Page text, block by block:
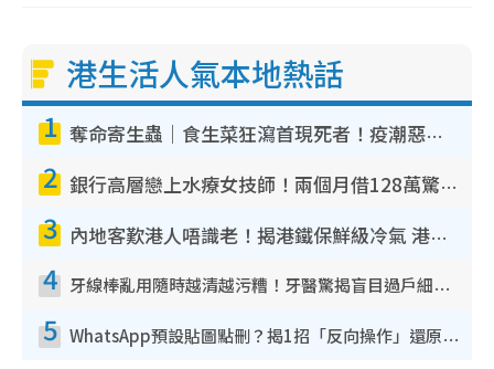
港生活人氣本地熱話
1 奪命寄生蟲｜食生菜狂瀉首現死者！疫潮惡化錄1.8萬宗病例 揭洗菜3大謬誤
2 銀行高層戀上水療女技師！兩個月借128萬驚覺「沉船」沉落火海 揭背後疑似邪教操控賣淫
3 內地客歎港人唔識老！揭港鐵保鮮級冷氣 港人求放過：咪投訴
4 牙線棒亂用隨時越清越污糟！牙醫驚揭盲目過戶細菌恐致蛀牙：呢種先係日常真保養
5 WhatsApp預設貼圖點刪？揭1招「反向操作」還原簡潔介面 附3步實測教學